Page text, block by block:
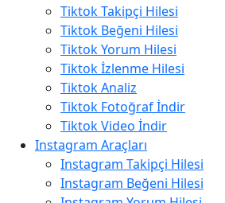
Tiktok Takipçi Hilesi
Tiktok Beğeni Hilesi
Tiktok Yorum Hilesi
Tiktok İzlenme Hilesi
Tiktok Analiz
Tiktok Fotoğraf İndir
Tiktok Video İndir
Instagram Araçları
Instagram Takipçi Hilesi
Instagram Beğeni Hilesi